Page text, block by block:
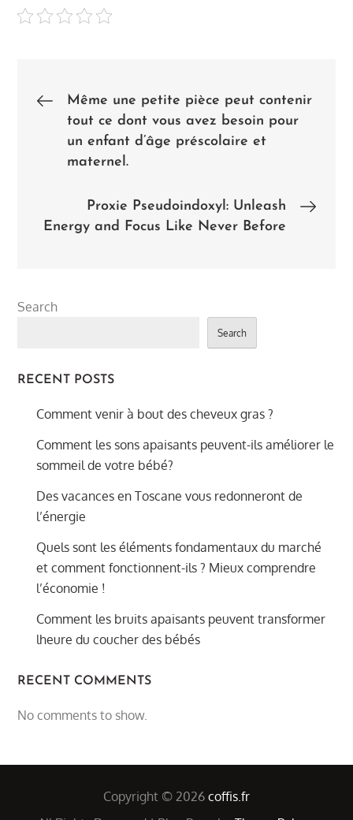
Post
navigation
Même une petite pièce peut contenir
tout ce dont vous avez besoin pour
un enfant d’âge préscolaire et
maternel.
Proxie Pseudoindoxyl: Unleash
Energy and Focus Like Never Before
Search
Search
RECENT POSTS
Comment venir à bout des cheveux gras ?
Comment les sons apaisants peuvent-ils améliorer le
sommeil de votre bébé?
Des vacances en Toscane vous redonneront de
l’énergie
Quels sont les éléments fondamentaux du marché
et comment fonctionnent-ils ? Mieux comprendre
l’économie !
Comment les bruits apaisants peuvent transformer
lheure du coucher des bébés
RECENT COMMENTS
No comments to show.
Copyright © 2026 coffis.fr